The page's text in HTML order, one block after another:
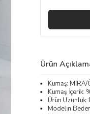
Ürün
Kumaş: MİRA/
Kumaş İçerik:
Ürün
Modelin